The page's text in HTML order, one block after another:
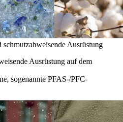
Ausrüstung
Ausrüstung auf dem
sogenannte PFAS-/PFC-